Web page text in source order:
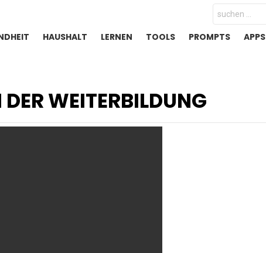
Search
for:
HAUSHALT LERNEN TOOLS PROMPTS APPS
WEITERBILDUNG